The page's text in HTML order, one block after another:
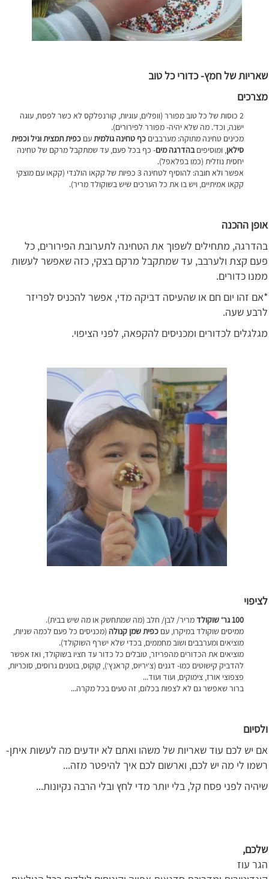
שאריות של חמץ- כדורי כל טוב
מצרכים
2 כוסות של כל טוב מפורר (וופלים, עוגיות, קורנפלקס לא כשר לפסח, עוגה
ישנה, וכד‘. מה שלא יהיה- מפורר לפירורים).
מכינים טחינה מתוקה: מערבבים כף טחינה גולמיתעם כפית תמצית וניל וכפית
סילאן, ומוסיפיםבהדרגהמים- כף בכל פעם, עד שמתקבל מרקם של טחינה
יחסית נוזלית (כמו בפלאפל).
אפשר ולא חובה: להוסיף לטחינה 3 כפיות של קקאו הולנדי (קקאו עם מוצקי
קקאו אמיתיים, ויש בו את כל הערכים שיש בשוקולד מריר).
אופן ההכנה
בהדרגה, מתחילים לשפוך את הטחינה לתערובת הפירורים, כל
פעם קצת ולערבב, עד שמתקבל מרקם בצקי, כזה שאפשר לעשות
ממנו כדורים.
*אם זהו יום חם או שהעיסה דביקה מדי, אפשר להכניס לפריזר
לרבע שעה.
מגלגלים לכדורים ומכניסים להקפאה, לפני הציפוי.
לציפוי
100 גר‘ שוקולד
מריר/ לבן/ חלב (מה שמתחשק או מה שיש בבית).
ממיסים שוקולד במיקרו, עם כפית שמן קנולה (מכניסים כל פעם לכמה שניות,
מוציאים ומערבבים ושוב מחממים, בכדי שלא ישרף השוקולד).
מוציאים את הכדורים מהפריזר, טובלים כל כדור עד חציו בשוקולד, ואז אפשר
להדביק קישוטים כמו- דגנים (צ‘יריוס, קראנץ‘), קוקוס, בוטנים גרוסים, סוכריות,
פצפוצי אורז, צימוקים, ועוד ועוד...
ברור שאפשר גם לא לצפות בכלום, זה טעים בכל מקרה...
ולסיום
אם יש לכם עוד שאריות של משהו ואתם לא יודעים מה לעשות איתן-
רשמו לי מה יש לכם, וארשום לכם איך להיפטר מזה...
שיהיה לפני פסח קל, בלי יותר מדי לחץ ובלי הרבה נקיונות...
שלכם,
הגר עוז